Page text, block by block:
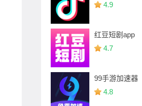
4.9
红豆短剧app
4.7
99手游加速器
4.8